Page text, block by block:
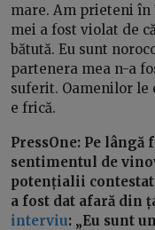
mare. Am prieteni
mei a fost violat de
bătută. Eu sunt
partenera mea n-a
suferit. Oamenilor le
e frică.
PressOne: Pe lângă
sentimentul de
potențialii
a fost dat afară din
interviu: „Eu sunt